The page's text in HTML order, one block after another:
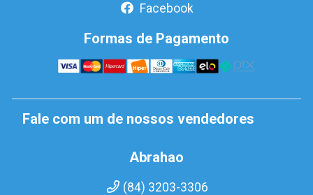
Facebook
Formas de Pagamento
Fale com um de nossos vendedores
Abrahao
(84) 3203-3306